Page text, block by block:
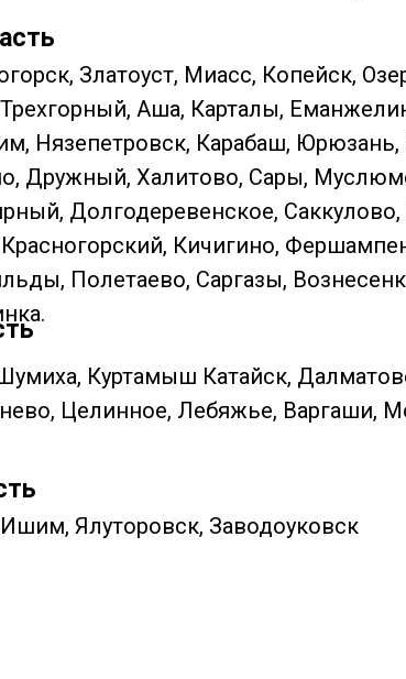
Златоуст, Миасс, Копейск,
Аша, Карталы,
Нязепетровск, Карабаш,
Дружный, Халитово, Сары,
Долгодеревенское,
Кичигино,
Полетаево, Саргазы,
Куртамыш Катайск,
Целинное, Лебяжье, Варгаши,
Ялуторовск, Заводоуковск